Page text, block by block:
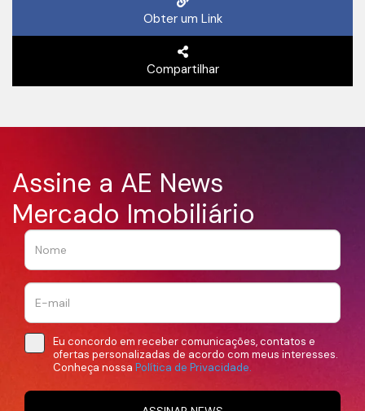
Obter um Link
Compartilhar
Assine a AE News
Mercado Imobiliário
Eu concordo em receber comunicações, contatos e
ofertas personalizadas de acordo com meus interesses.
Conheça nossa Política de Privacidade.